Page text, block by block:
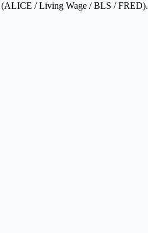
(ALICE / Living Wage / BLS / FRED).